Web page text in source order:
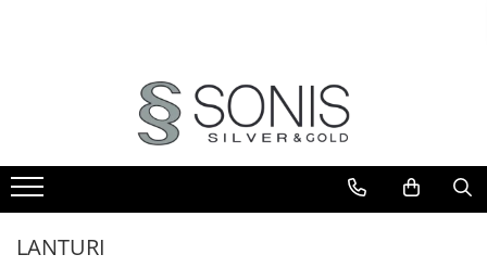
CEASURI
LANTURI
LANTURI CU PANDANTIV
PANDANTIVE TIP CRUCE
CERCEI
LANTURI
Lanturi pentru EA
ICOANE ORTODOXE
ICOANE CATOLICE
CRUCIFIXE
LANTURI